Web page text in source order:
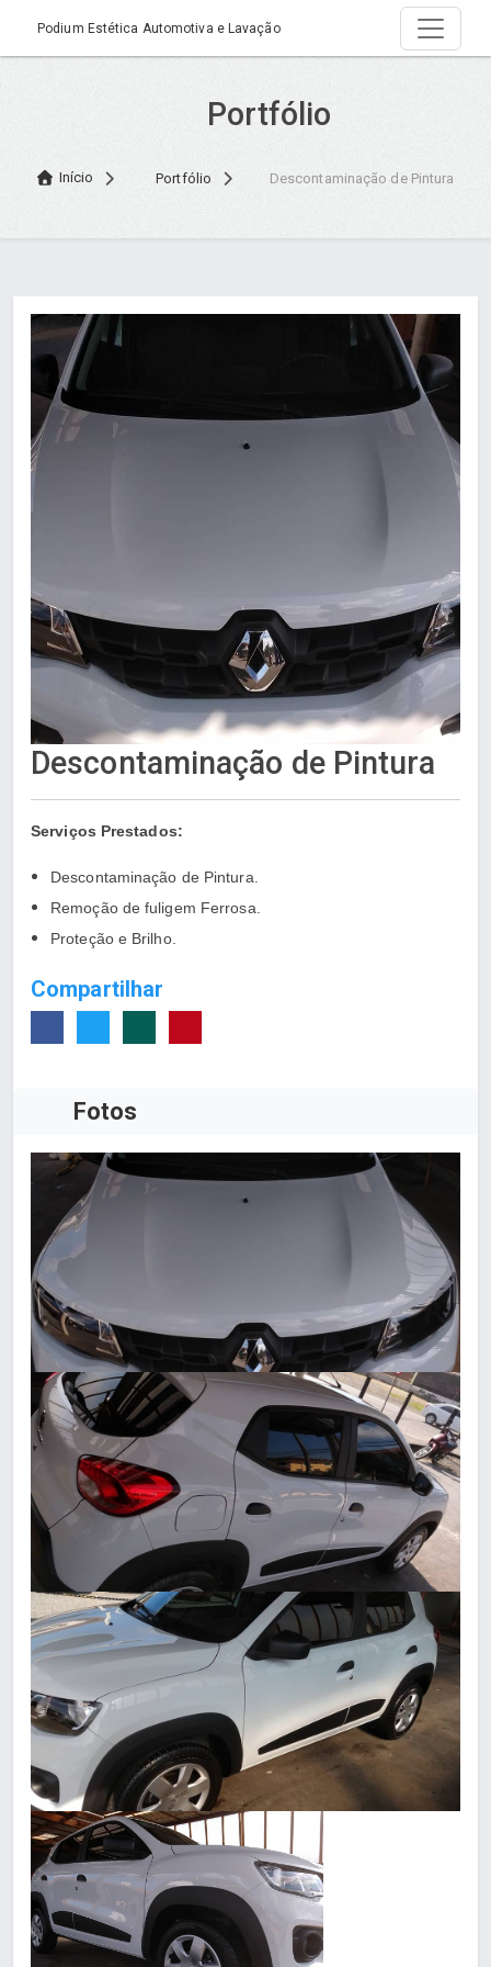
Podium Estética Automotiva e Lavação
Portfólio
Início Portfólio Descontaminação de Pintura
Descontaminação de Pintura
Serviços Prestados:
Descontaminação de Pintura.
Remoção de fuligem Ferrosa.
Proteção e Brilho.
Compartilhar
Fotos